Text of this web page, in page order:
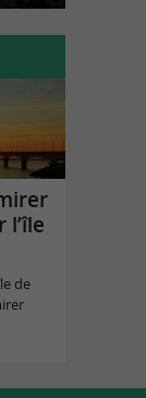
l’île
de